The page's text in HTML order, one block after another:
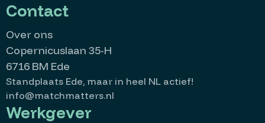
Contact
Over ons
Copernicuslaan 35-H
6716 BM Ede
Standplaats Ede, maar in heel NL actief!
info@matchmatters.nl
Werkgever